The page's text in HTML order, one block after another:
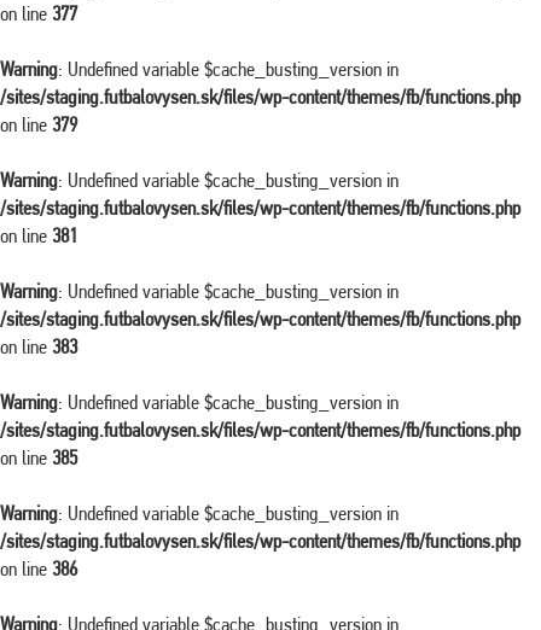
on line 377
Warning: Undefined variable $cache_busting_version in
/sites/staging.futbalovysen.sk/files/wp-content/themes/fb/functions.php
on line 379
Warning: Undefined variable $cache_busting_version in
/sites/staging.futbalovysen.sk/files/wp-content/themes/fb/functions.php
on line 381
Warning: Undefined variable $cache_busting_version in
/sites/staging.futbalovysen.sk/files/wp-content/themes/fb/functions.php
on line 383
Warning: Undefined variable $cache_busting_version in
/sites/staging.futbalovysen.sk/files/wp-content/themes/fb/functions.php
on line 385
Warning: Undefined variable $cache_busting_version in
/sites/staging.futbalovysen.sk/files/wp-content/themes/fb/functions.php
on line 386
Warning: Undefined variable $cache_busting_version in